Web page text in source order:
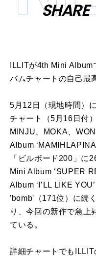
SHARE
ILLITが4th Mini
バムチャートの自己最
5月12日（現地時間）
チャート（5月16日付
MINJU、MOKA、
Album
「ビルボード200」に
Mini Album ‘SUPER
Album ‘I’LL LIKE
'bomb'（171位）に続
り、今回の新作で急上
ている。
詳細チャートでも